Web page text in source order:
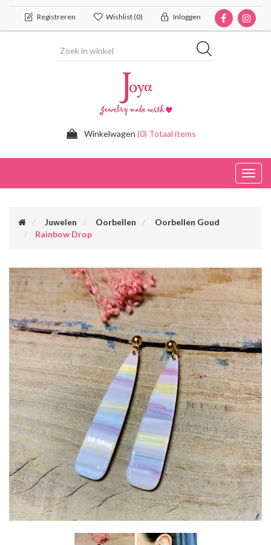
Registreren Wishlist(0) Inloggen
Winkelwagen (0) Totaal items
Juwelen Oorbellen
Oorbellen Goud
Rainbow Drop